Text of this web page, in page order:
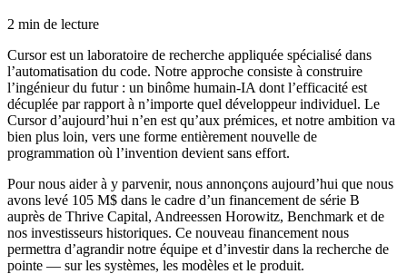
2 min de lecture
Cursor est un laboratoire de recherche appliquée spécialisé dans
l’automatisation du code. Notre approche consiste à construire
l’ingénieur du futur : un binôme humain‑IA dont l’efficacité est
décuplée par rapport à n’importe quel développeur individuel. Le
Cursor d’aujourd’hui n’en est qu’aux prémices, et notre ambition va
bien plus loin, vers une forme entièrement nouvelle de
programmation où l’invention devient sans effort.
Pour nous aider à y parvenir, nous annonçons aujourd’hui que nous
avons levé 105 M$ dans le cadre d’un financement de série B
auprès de Thrive Capital, Andreessen Horowitz, Benchmark et de
nos investisseurs historiques. Ce nouveau financement nous
permettra d’agrandir notre équipe et d’investir dans la recherche de
pointe — sur les systèmes, les modèles et le produit.